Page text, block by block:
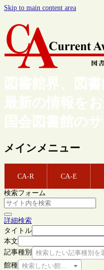
Skip to main content area
図書館界、図
最新の情報を
国会図書館の
メインメニュー
CA-R CA-E
検索フォーム
詳細検索
タイトル
本文
記事種別
検索したい記事種別を
館種 検索したい館種を選択して